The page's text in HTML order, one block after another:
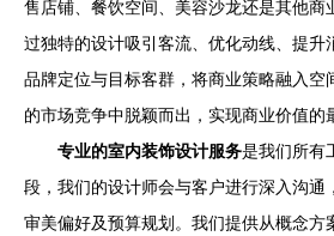
售店铺、餐饮空间、美容沙龙还是其他商
过独特的设计吸引客流、优化动线、提升
品牌定位与目标客群，将商业策略融入空
的市场竞争中脱颖而出，实现商业价值的
专业的室内装饰设计服务是我们所有
段，我们的设计师会与客户进行深入沟通
审美偏好及预算规划。我们提供从概念方